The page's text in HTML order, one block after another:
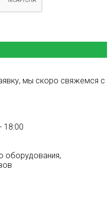
мы скоро свяжемся с
18:00
оборудования,